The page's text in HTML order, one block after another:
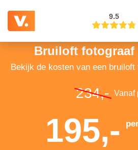
9.5
Bruiloft fotograaf
Bekijk de kosten van een
234,- Vanaf
195,-